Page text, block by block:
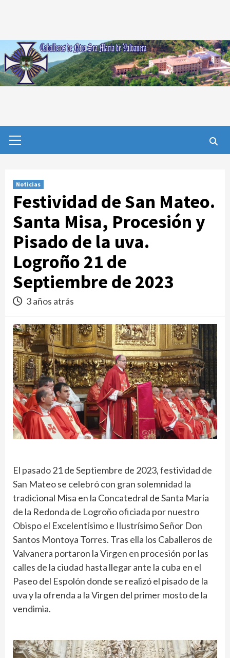
primario
Noticias
Festividad de San Mateo.
Santa Misa, Procesión y
Pisado de la uva.
Logroño 21 de
Septiembre de 2023
3 años atrás
El pasado 21 de Septiembre de 2023, festividad de
San Mateo se celebró con gran solemnidad la
tradicional Misa en la Concatedral de Santa María
de la Redonda de Logroño oficiada por nuestro
Obispo el Excelentísimo e Ilustrísimo Señor Don
Santos Montoya Torres. Tras ella los Caballeros de
Valvanera portaron la Virgen en procesión por las
calles de la ciudad hasta llegar ante la cuba en el
Paseo del Espolón donde se realizó el pisado de la
uva y la ofrenda a la Virgen del primer mosto de la
vendimia.